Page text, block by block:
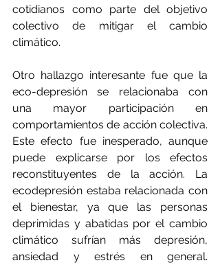
cotidianos como parte del objetivo
colectivo de mitigar el cambio
climático.
Otro hallazgo interesante fue que la
eco-depresión se relacionaba con
una mayor participación en
comportamientos de acción colectiva.
Este efecto fue inesperado, aunque
puede explicarse por los efectos
reconstituyentes de la acción. La
ecodepresión estaba relacionada con
el bienestar, ya que las personas
deprimidas y abatidas por el cambio
climático sufrían más depresión,
ansiedad y estrés en general.